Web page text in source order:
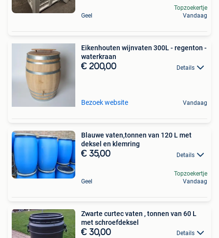
Geel
Topzoekertje
Vandaag
Eikenhouten wijnvaten 300L - regenton -
waterkraan
€ 200,00 Details
Bezoek website Vandaag
Blauwe vaten,tonnen van 120 L met
deksel en klemring
€ 35,00 Details
Geel
Topzoekertje
Vandaag
Zwarte curtec vaten , tonnen van 60 L
met schroefdeksel
€ 30,00 Details